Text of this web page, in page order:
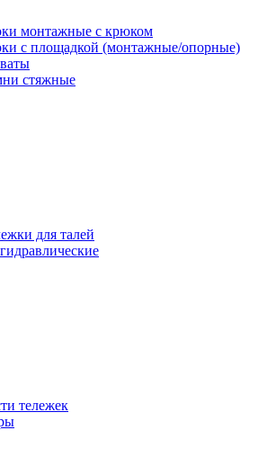
монтажные с крюком
с площадкой (монтажные/опорные)
стяжные
для талей
тележек